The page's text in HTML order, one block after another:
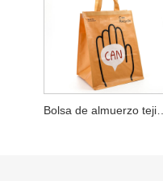
Bolsa de almuerzo tejida de PP reciclado